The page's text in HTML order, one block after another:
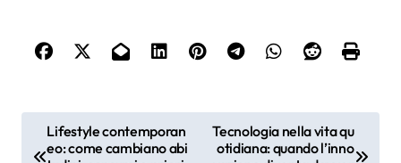
a
Lifestyle contemporan
eo: come cambiano abi
Tecnologia nella vita qu
otidiana: quando l’inno